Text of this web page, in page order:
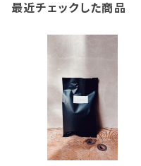
最近チェックした商品